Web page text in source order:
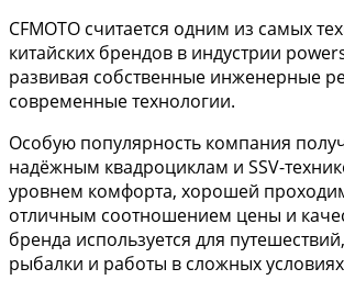
CFMOTO считается одним из самых
китайских брендов в индустрии
развивая собственные инженерные
современные технологии.
Особую популярность компания
надёжным квадроциклам и SSV-
уровнем комфорта, хорошей
отличным соотношением цены и
бренда используется для
рыбалки и работы в сложных